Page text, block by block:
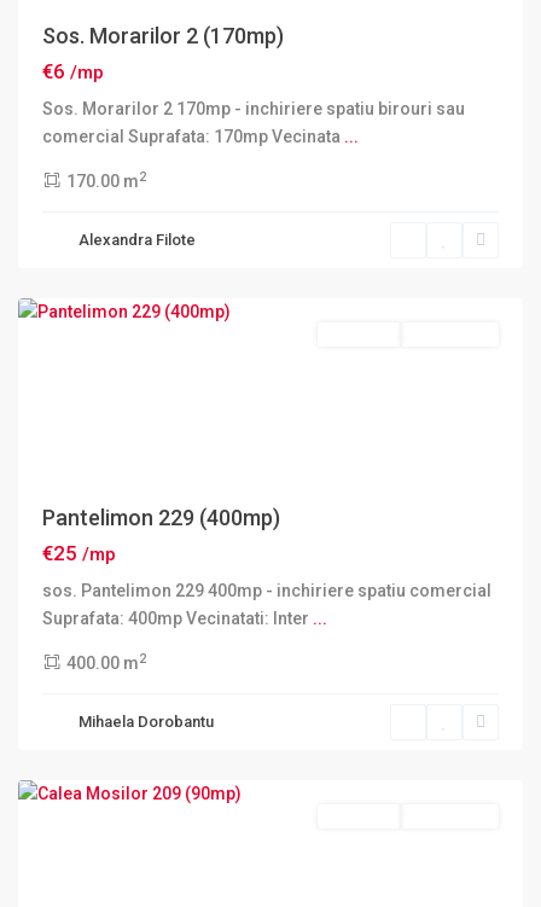
Sos. Morarilor 2 (170mp)
€6 /mp
Sos. Morarilor 2 170mp - inchiriere spatiu birouri sau
comercial Suprafata: 170mp Vecinata ...
170.00 m2
Alexandra Filote
Pantelimon 229 (400mp)
€25 /mp
sos. Pantelimon 229 400mp - inchiriere spatiu comercial
Suprafata: 400mp Vecinatati: Inter ...
400.00 m2
Mihaela Dorobantu